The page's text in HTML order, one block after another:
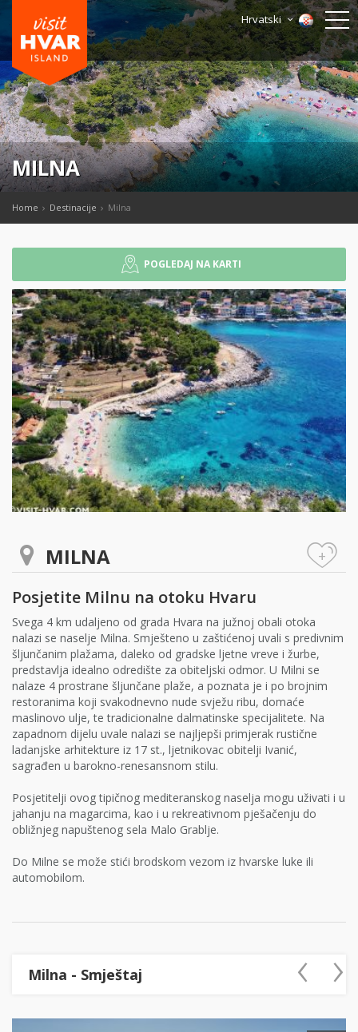
Hrvatski
MILNA
Home Destinacije Milna
POGLEDAJ NA KARTI
MILNA +
Posjetite Milnu na otoku Hvaru
Svega 4 km udaljeno od grada Hvara na južnoj obali otoka
nalazi se naselje Milna. Smješteno u zaštićenoj uvali s predivnim
šljunčanim plažama, daleko od gradske ljetne vreve i žurbe,
predstavlja idealno odredište za obiteljski odmor. U Milni se
nalaze 4 prostrane šljunčane plaže, a poznata je i po brojnim
restoranima koji svakodnevno nude svježu ribu, domaće
maslinovo ulje, te tradicionalne dalmatinske specijalitete. Na
zapadnom dijelu uvale nalazi se najljepši primjerak rustične
ladanjske arhitekture iz 17 st., ljetnikovac obitelji Ivanić,
sagrađen u barokno-renesansnom stilu.
Posjetitelji ovog tipičnog mediteranskog naselja mogu uživati i u
jahanju na magarcima, kao i u rekreativnom pješačenju do
obližnjeg napuštenog sela Malo Grablje.
Do Milne se može stići brodskom vezom iz hvarske luke ili
automobilom.
Milna - Smještaj ‹ ›